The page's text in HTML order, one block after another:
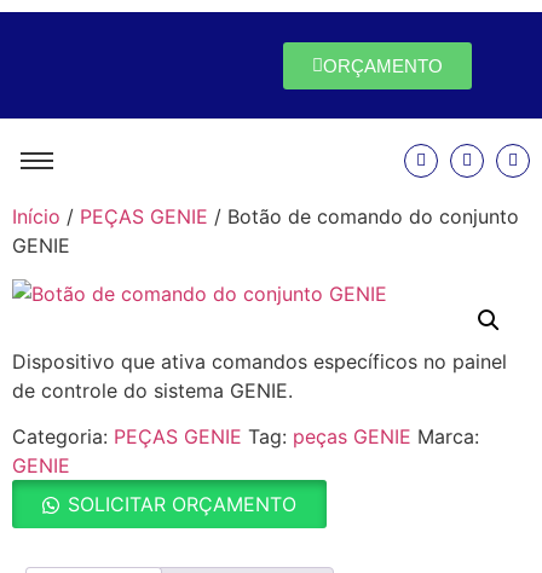
ORÇAMENTO
Início / PEÇAS GENIE / Botão de comando do conjunto
GENIE
Dispositivo que ativa comandos específicos no painel
de controle do sistema GENIE.
Categoria: PEÇAS GENIE Tag: peças GENIE Marca:
GENIE
SOLICITAR ORÇAMENTO